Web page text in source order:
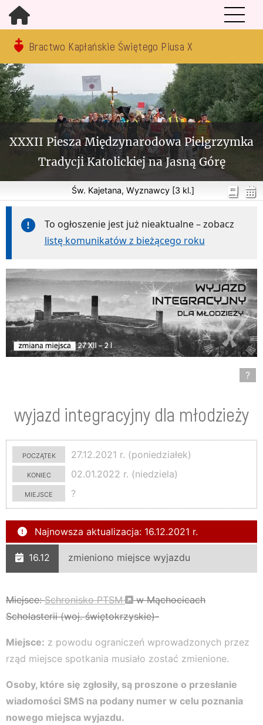
Bractwo Kapłańskie Świętego Piusa X
XXXII Piesza Międzynarodowa Pielgrzymka
Tradycji Katolickiej na Jasną Górę
Św. Kajetana, Wyznawcy [3 kl.]
To ogłoszenie jest już nieaktualne – zobacz
listę komunikatów z bieżącego roku
?
wyjazd integracyjny dla młodzieży
początek
27.12.2021 r. (poniedziałek)
koniec
02.01.2022 r. (niedziela)
miejsce
?
Najnowsza aktualizacja: 16.12.2021 r.
16.12 zmieniono miejsce wyjazdu
Miejsce:Schronisko PTSM
w Mąchocicach
Scholasterii (woj. świętokrzyskie)-
Miejsce: z powodu ograniczeń wprowadzonych przez
rząd miejsce spotkania musiało zostać zmienione.
Osoby, które się zgłosiły, są proszone o przesłanie
wiadomości SMS na podany numer w celu poznania
nowego miejsca wyjazdu.